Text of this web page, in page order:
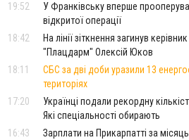
19:52
У Франківську вперше
відкритої операції
18:42
На лінії зіткнення загинув
"Плацдарм" Олексій Юков
18:11
СБС за дві доби уразили 13
територіях
17:20
Українці подали рекордну
Які спеціальності обирають
16:43
Зарплати на Прикарпатті за